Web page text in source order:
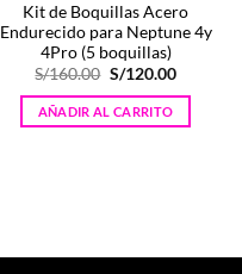
Kit de Boquillas Acero
Endurecido para Neptune 4y
4Pro (5 boquillas)
S/160.00 El
original
era:
S/120.00El
actual
AÑADIR AL CARRITO